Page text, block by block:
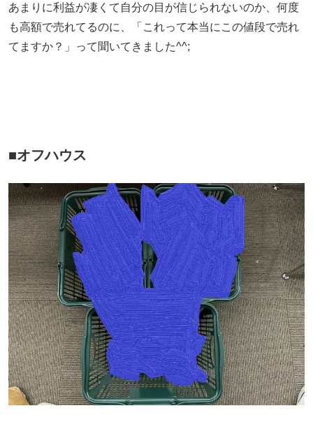
あまりに利益が凄くて自分の目が信じられないのか、何度
も高額で売れてるのに、「これって本当にこの値段で売れ
てますか？」って聞いてきました^^;
■オフハウス